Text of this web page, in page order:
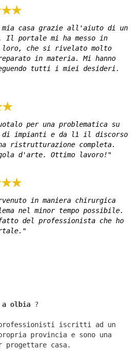
mia casa grazie all'aiuto di un
portale mi ha messo in
loro, che si rivelato molto
in materia. Mi hanno
tutti i miei desideri.
per una problematica su
impianti e da lì il discorso
ristrutturazione completa.
d'arte. Ottimo lavoro!"
in maniera chirurgica
nel minor tempo possibile.
del professionista che ho
olbia ?
iscritti ad un
provincia e sono una
progettare casa.